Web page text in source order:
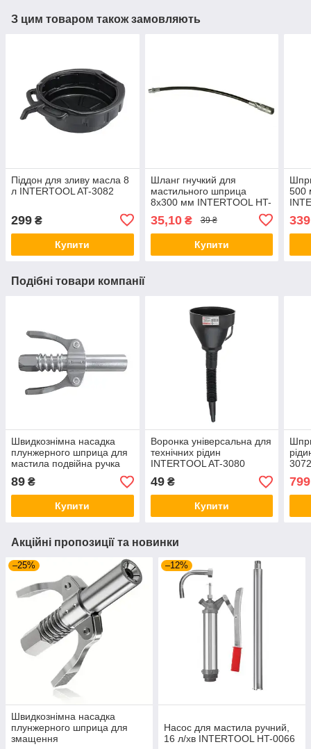
З цим товаром також замовляють
Піддон для зливу масла 8
л INTERTOOL AT-3082
299 ₴
Купити
Шланг гнучкий для
мастильного шприца
8х300 мм INTERTOOL HT-
35,10₴ 39 ₴
Купити
500
Подібні товари компанії
Швидкознімна насадка
плунжерного шприца для
мастила подвійна ручка
Intertool AT-3063
89 ₴
Купити
Воронка універсальна для
технічних рідин
INTERTOOL AT-3080
49₴
Купити
799
Акційні пропозиції та новинки
–25%
Швидкознімна насадка
плунжерного шприца для
змащення
–12%
Насос для мастила ручний,
16 л/хв INTERTOOL HT-0066